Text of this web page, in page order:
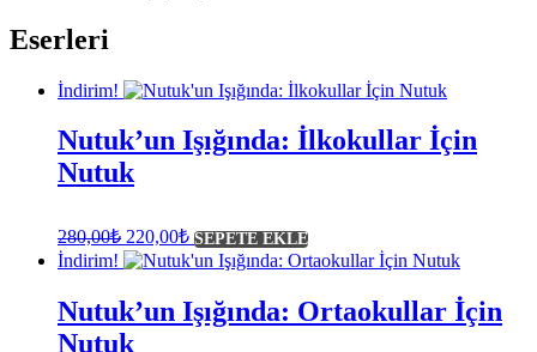
Eserleri
İndirim!
Nutuk’un Işığında: İlkokullar İçin
Nutuk
280,00₺fiyat:
280,00₺.
220,00₺andaki
fiyat:
SEPETE EKLE
İndirim!
Nutuk’un Işığında: Ortaokullar İçin
Nutuk